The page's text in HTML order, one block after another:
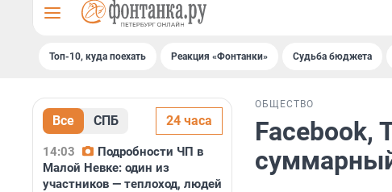
Топ-10, куда поехать Реакция «Фонтанки» Судьба бюджета
Все СПБ 24 часа
14:03
Подробности ЧП в
Малой Невке: один из
участников — теплоход, людей
ОБЩЕСТВО
Facebook,